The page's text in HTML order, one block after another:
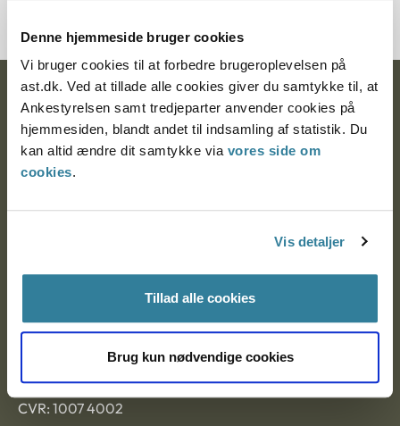
Denne hjemmeside bruger cookies
Vi bruger cookies til at forbedre brugeroplevelsen på
ast.dk. Ved at tillade alle cookies giver du samtykke til, at
Ankestyrelsen samt tredjeparter anvender cookies på
hjemmesiden, blandt andet til indsamling af statistik. Du
kan altid ændre dit samtykke via vores side om
cookies.
Vis detaljer
Tillad alle cookies
Brug kun nødvendige cookies
Ankestyrelsen
Postadresse:
Nytorv 7, 2. sal
EAN: 57 98 000 35 48 21
CVR: 1007 4002